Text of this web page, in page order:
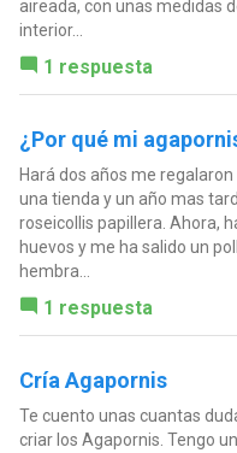
aireada, con unas medidas
interior...
1 respuesta
¿Por qué mi
Hará dos años me
una tienda y un año mas
roseicollis papillera. Ahora,
huevos y me ha salido un
hembra...
1 respuesta
Cría Agapornis
Te cuento unas cuantas
criar los Agapornis. Tengo